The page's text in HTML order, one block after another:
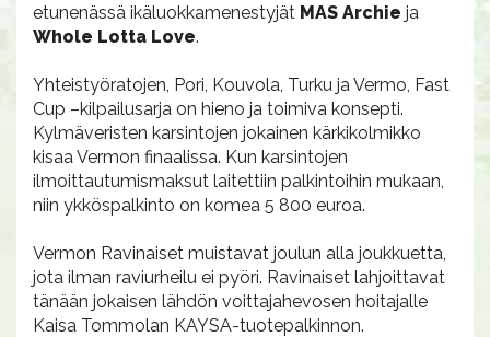
etunenässä ikäluokkamenestyjät MAS Archie ja
Whole Lotta Love.
Yhteistyöratojen, Pori, Kouvola, Turku ja Vermo, Fast
Cup –kilpailusarja on hieno ja toimiva konsepti.
Kylmäveristen karsintojen jokainen kärkikolmikko
kisaa Vermon finaalissa. Kun karsintojen
ilmoittautumismaksut laitettiin palkintoihin mukaan,
niin ykköspalkinto on komea 5 800 euroa.
Vermon Ravinaiset muistavat joulun alla joukkuetta,
jota ilman raviurheilu ei pyöri. Ravinaiset lahjoittavat
tänään jokaisen lähdön voittajahevosen hoitajalle
Kaisa Tommolan KAYSA-tuotepalkinnon.